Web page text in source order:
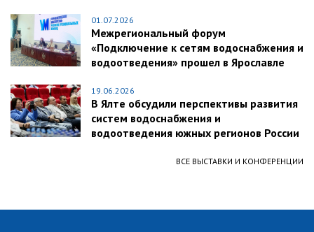
01.07.2026
Межрегиональный форум
«Подключение к сетям водоснабжения и
водоотведения» прошел в Ярославле
19.06.2026
В Ялте обсудили перспективы развития
систем водоснабжения и
водоотведения южных регионов России
ВСЕ ВЫСТАВКИ И КОНФЕРЕНЦИИ